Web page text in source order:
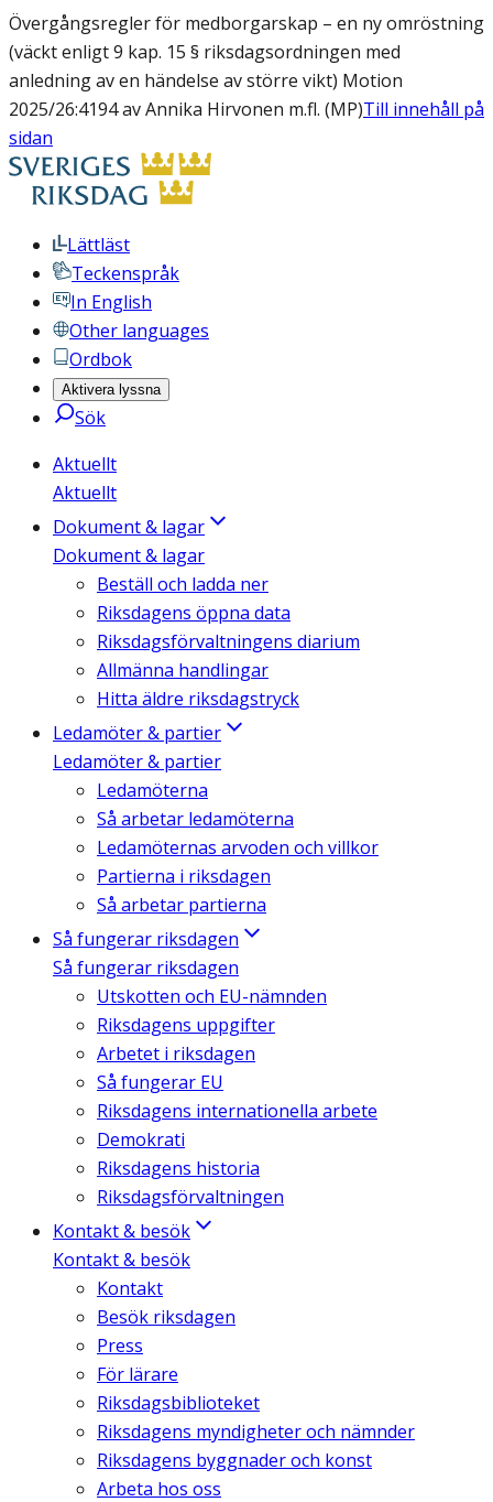
Övergångsregler för medborgarskap – en ny omröstning
(väckt enligt 9 kap. 15 § riksdagsordningen med
anledning av en händelse av större vikt) Motion
2025/26:4194 av Annika Hirvonen m.fl. (MP)Till innehåll på
sidan
Lättläst
Teckenspråk
In English
Other languages
Ordbok
Aktivera lyssna
Sök
Aktuellt
Aktuellt
Dokument & lagar
Dokument & lagar
Beställ och ladda ner
Riksdagens öppna data
Riksdagsförvaltningens diarium
Allmänna handlingar
Hitta äldre riksdagstryck
Ledamöter & partier
Ledamöter & partier
Ledamöterna
Så arbetar ledamöterna
Ledamöternas arvoden och villkor
Partierna i riksdagen
Så arbetar partierna
Så fungerar riksdagen
Så fungerar riksdagen
Utskotten och EU-nämnden
Riksdagens uppgifter
Arbetet i riksdagen
Så fungerar EU
Riksdagens internationella arbete
Demokrati
Riksdagens historia
Riksdagsförvaltningen
Kontakt & besök
Kontakt & besök
Kontakt
Besök riksdagen
Press
För lärare
Riksdagsbiblioteket
Riksdagens myndigheter och nämnder
Riksdagens byggnader och konst
Arbeta hos oss